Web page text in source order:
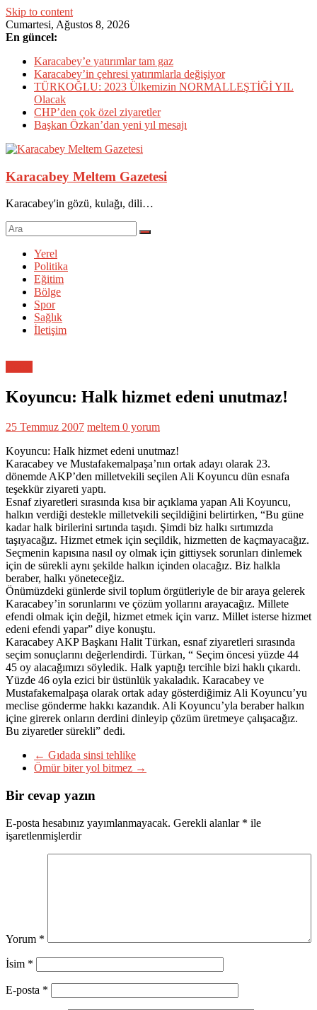
Skip to content
Cumartesi, Ağustos 8, 2026
En güncel:
Karacabey’e yatırımlar tam gaz
Karacabey’in çehresi yatırımlarla değişiyor
TÜRKOĞLU: 2023 Ülkemizin NORMALLEŞTİĞİ YIL
Olacak
CHP’den çok özel ziyaretler
Başkan Özkan’dan yeni yıl mesajı
Karacabey Meltem Gazetesi
Karacabey'in gözü, kulağı, dili…
Yerel
Politika
Eğitim
Bölge
Spor
Sağlık
İletişim
Koyuncu: Halk hizmet edeni unutmaz!
25 Temmuz 2007 meltem 0 yorum
Koyuncu: Halk hizmet edeni unutmaz!
Karacabey ve Mustafakemalpaşa’nın ortak adayı olarak 23.
dönemde AKP’den milletvekili seçilen Ali Koyuncu dün esnafa
teşekkür ziyareti yaptı.
Esnaf ziyaretleri sırasında kısa bir açıklama yapan Ali Koyuncu,
halkın verdiği destekle milletvekili seçildiğini belirtirken, “Bu güne
kadar halk birilerini sırtında taşıdı. Şimdi biz halkı sırtımızda
taşıyacağız. Hizmet etmek için seçildik, hizmetten de kaçmayacağız.
Seçmenin kapısına nasıl oy olmak için gittiysek sorunları dinlemek
için de sürekli aynı şekilde halkın içinden olacağız. Biz halkla
beraber, halkı yöneteceğiz.
Önümüzdeki günlerde sivil toplum örgütleriyle de bir araya gelerek
Karacabey’in sorunlarını ve çözüm yollarını arayacağız. Millete
efendi olmak için değil, hizmet etmek için varız. Millet isterse hizmet
edeni efendi yapar” diye konuştu.
Karacabey AKP Başkanı Halit Türkan, esnaf ziyaretleri sırasında
seçim sonuçlarını değerlendirdi. Türkan, “ Seçim öncesi yüzde 44
45 oy alacağımızı söyledik. Halk yaptığı tercihle bizi haklı çıkardı.
Yüzde 46 oyla ezici bir üstünlük yakaladık. Karacabey ve
Mustafakemalpaşa olarak ortak aday gösterdiğimiz Ali Koyuncu’yu
meclise gönderme hakkı kazandık. Ali Koyuncu’yla beraber halkın
içine girerek onların derdini dinleyip çözüm üretmeye çalışacağız.
Bu ziyaretler sürekli” dedi.
← Gıdada sinsi tehlike
Ömür biter yol bitmez →
Bir cevap yazın
E-posta hesabınız yayımlanmayacak. Gerekli alanlar * ile
işaretlenmişlerdir
Yorum *
İsim *
E-posta *